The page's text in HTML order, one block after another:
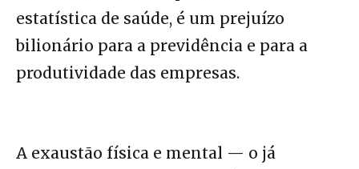
estatística de saúde, é um prejuízo
bilionário para a previdência e para a
produtividade das empresas.
A exaustão física e mental — o já